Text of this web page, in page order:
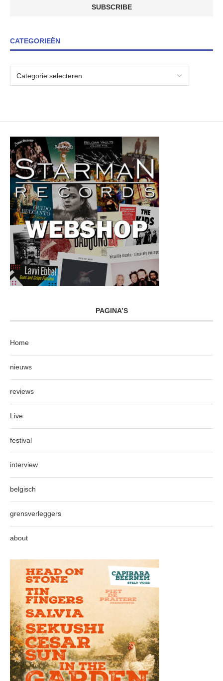
CATEGORIEËN
PAGINA’S
Home
nieuws
reviews
Live
festival
interview
belgisch
grensverleggers
about